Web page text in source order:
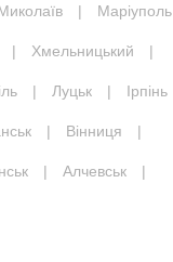
| Маріуполь
| Хмельницький |
| Луцьк | Ірпінь
| Вінниця |
| Алчевськ |